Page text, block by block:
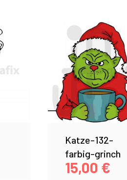
Katze-132-
farbig-grinch
15,00 €